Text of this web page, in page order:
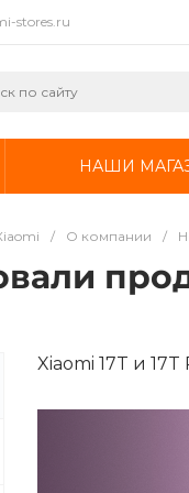
stores.ru
НАШИ
/ О компании /
Xiaomi 17T и